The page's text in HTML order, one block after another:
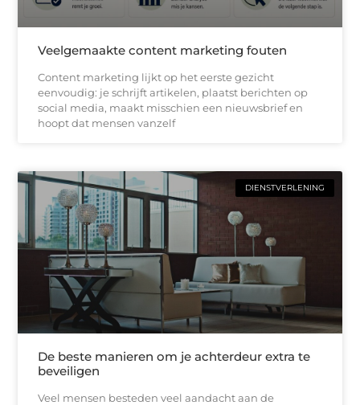
Veelgemaakte content marketing fouten
Content marketing lijkt op het eerste gezicht
eenvoudig: je schrijft artikelen, plaatst berichten op
social media, maakt misschien een nieuwsbrief en
hoopt dat mensen vanzelf
DIENSTVERLENING
De beste manieren om je achterdeur extra te
beveiligen
Veel mensen besteden veel aandacht aan de